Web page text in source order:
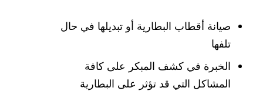
صيانة أقطاب البطارية أو تبديلها في حال
تلفها
الخبرة في كشف المبكر على كافة
المشاكل التي قد تؤثر على البطارية